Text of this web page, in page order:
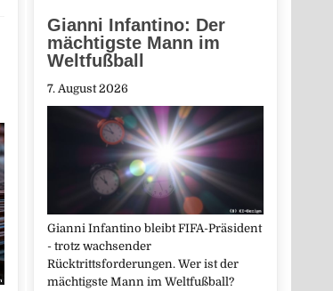
Gianni Infantino: Der
mächtigste Mann im
Weltfußball
7. August 2026
Gianni Infantino bleibt FIFA-Präsident
- trotz wachsender
Rücktrittsforderungen. Wer ist der
mächtigste Mann im Weltfußball?